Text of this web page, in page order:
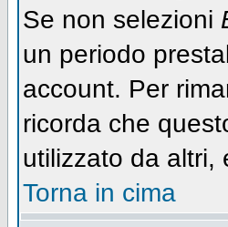
Se non selezioni
un periodo
account. Per
ricorda che
utilizzato da
Torna in cima